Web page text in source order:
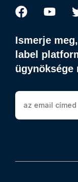
Ismerje
label
ügynöksége